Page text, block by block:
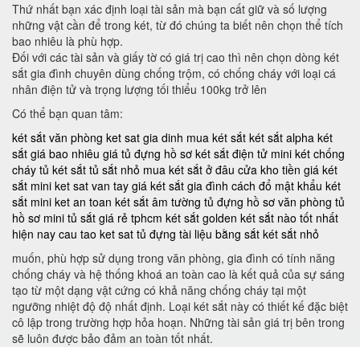
Thứ nhất bạn xác định loại tài sản mà bạn cất giữ và số lượng
những vật cần để trong két, từ đó chúng ta biết nên chọn thể tích
bao nhiêu là phù hợp.
Đối với các tài sản và giấy tờ có giá trị cao thì nên chọn dòng két
sắt gia đình chuyên dùng chống trộm, có chống cháy với loại cá
nhân điện tử và trọng lượng tối thiểu 100kg trở lên
Có thể bạn quan tâm:
két sắt văn phòng ket sat gia dinh mua két sắt két sắt alpha két
sắt giá bao nhiêu giá tủ đựng hồ sơ két sắt điện tử mini két chống
cháy tủ két sắt tủ sắt nhỏ mua két sắt ở đâu cửa kho tiền giá két
sắt mini ket sat van tay giá két sắt gia đình cách đổ mật khẩu két
sắt mini ket an toan két sắt âm tường tủ đựng hồ sơ văn phòng tủ
hồ sơ mini tủ sắt giá rẻ tphcm két sắt golden két sắt nào tốt nhất
hiện nay cau tao ket sat tủ đựng tài liệu bằng sắt két sắt nhỏ
muốn, phù hợp sử dụng trong văn phòng, gia đình có tính năng
chống cháy và hệ thống khoá an toàn cao là kết quả của sự sáng
tạo từ một dạng vật cứng có khả năng chống cháy tại một
ngưỡng nhiệt độ độ nhất định. Loại két sắt này có thiết kế đặc biệt
cô lập trong trường hợp hỏa hoạn. Những tài sản giá trị bên trong
sẽ luôn được bảo đảm an toàn tốt nhất.